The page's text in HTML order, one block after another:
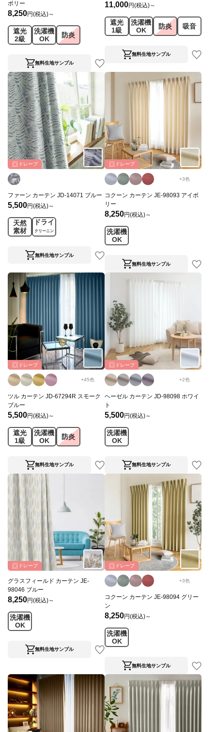
ボリー
8,250円(税込)～
遮光
2級
洗濯機
OK
防炎
無料生地サンプル
11,000円(税込)～
遮光
1級
洗濯機
OK
防炎 吸音
無料生地サンプル
ドレープ
ファーン カーテン JD-14071 ブルー
5,500円(税込)～
天然
素材
ドライ
クリーニン
無料生地サンプル
ドレープ
+3色
コクーン カーテン JE-98093 アイボ
リー
8,250円(税込)～
洗濯機
OK
無料生地サンプル
ドレープ
+45色
ツル カーテン JD-67294R スモーク
ブルー
5,500円(税込)～
遮光
1級
洗濯機
OK
防炎
無料生地サンプル
ドレープ
+2色
ヘーゼル カーテン JD-98098 ホワイ
ト
5,500円(税込)～
洗濯機
OK
無料生地サンプル
ドレープ
グラスフィールド カーテン JE-
98046 ブルー
8,250円(税込)～
洗濯機
OK
無料生地サンプル
ドレープ
+3色
コクーン カーテン JE-98094 グリー
ン
8,250円(税込)～
洗濯機
OK
無料生地サンプル